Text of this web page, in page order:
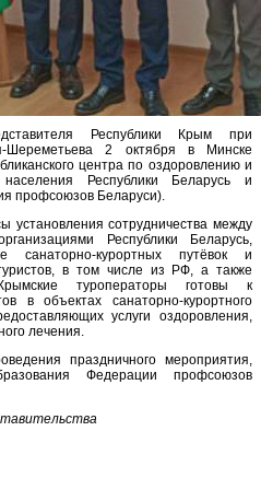
Республики Крым при
Шереметьева 2 октября в Минске
центра по оздоровлению и
населения Республики Беларусь и
профсоюзов Беларуси).
установления сотрудничества между
Республики Беларусь,
санаторно-курортных путёвок и
в том числе из РФ, а также
туроператоры готовы к
в объектах санаторно-курортного
услуги оздоровления,
лечения.
праздничного мероприятия,
Федерации профсоюзов